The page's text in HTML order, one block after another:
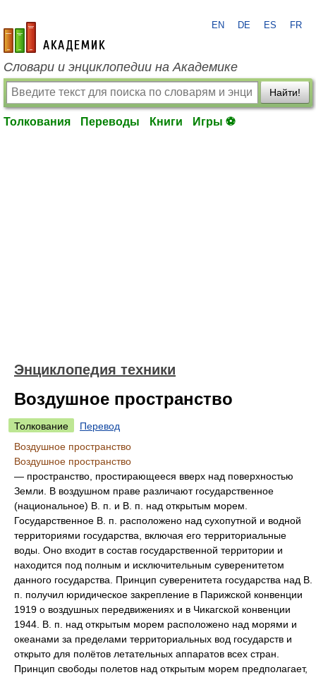
academic.ru
EN DE ES FR
Словари и энциклопедии на Академике
Найти!
Толкования Переводы Книги Игры ⚽
Энциклопедия техники
Воздушное пространство
Толкование
Перевод
Воздушное пространство
Воздушное пространство
— пространство, простирающееся вверх над поверхностью
Земли. В воздушном праве различают государственное
(национальное) В. п. и В. п. над открытым морем.
Государственное В. п. расположено над сухопутной и водной
территориями государства, включая его территориальные
воды. Оно входит в состав государственной территории и
находится под полным и исключительным суверенитетом
данного государства. Принцип суверенитета государства над В.
п. получил юридическое закрепление в Парижской конвенции
1919 о воздушных передвижениях и в Чикагской конвенции
1944. В. п. над открытым морем расположено над морями и
океанами за пределами территориальных вод государств и
открыто для полётов летательных аппаратов всех стран.
Принцип свободы полетов над открытым морем предполагает,